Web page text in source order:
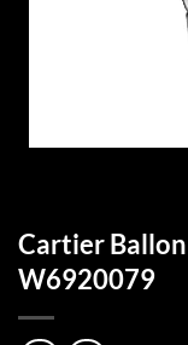
Cartier
W6920079